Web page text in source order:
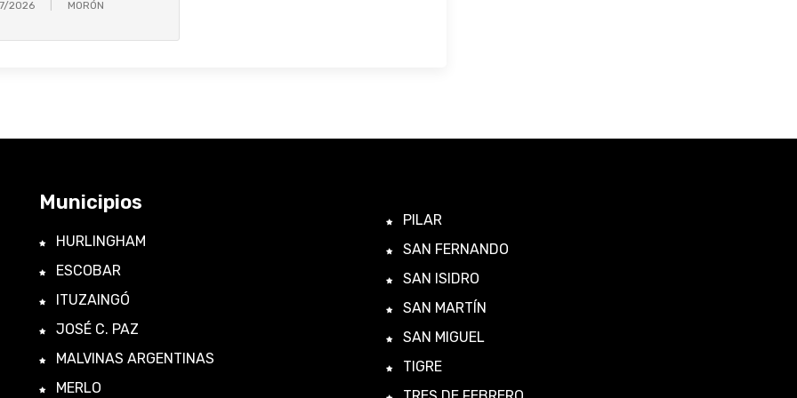
2026 MORÓN
Municipios
HURLINGHAM
ESCOBAR
ITUZAINGÓ
JOSÉ C. PAZ
MALVINAS ARGENTINAS
MERLO
PILAR
SAN FERNANDO
SAN ISIDRO
SAN MARTÍN
SAN MIGUEL
TIGRE